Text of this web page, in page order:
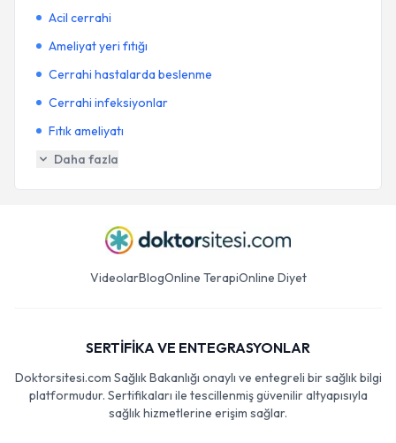
Acil cerrahi
Ameliyat yeri fıtığı
Cerrahi hastalarda beslenme
Cerrahi infeksiyonlar
Fıtık ameliyatı
Daha fazla
VideolarBlogOnline TerapiOnline Diyet
SERTİFİKA VE ENTEGRASYONLAR
Doktorsitesi.com Sağlık Bakanlığı onaylı ve entegreli bir sağlık bilgi
platformudur. Sertifikaları ile tescillenmiş güvenilir altyapısıyla
sağlık hizmetlerine erişim sağlar.